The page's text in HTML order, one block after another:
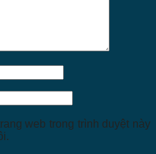
web trong trình duyệt này